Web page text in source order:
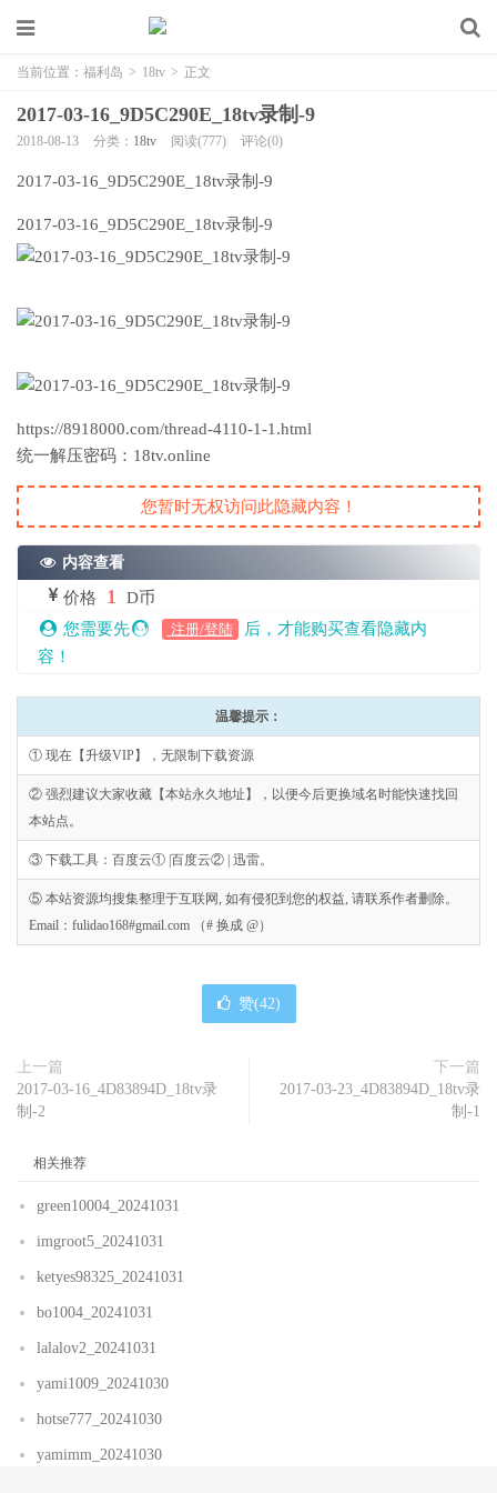
当前位置： 福利岛 > 18tv > 正文
2017-03-16_9D5C290E_18tv录制-9
2018-08-13 分类： 18tv 阅读(777) 评论(0)
2017-03-16_9D5C290E_18tv录制-9
2017-03-16_9D5C290E_18tv录制-9
https://8918000.com/thread-4110-1-1.html
统一解压密码：18tv.online
您暂时无权访问此隐藏内容！
内容查看
价格 1
D币
您需要先
注册/登陆
后，才能购买查看隐藏内
容！
温馨提示：
① 现在【升级VIP】，无限制下载资源
② 强烈建议大家收藏【本站永久地址】，以便今后更换域名时能快速找回
本站点。
③ 下载工具：百度云① |百度云② | 迅雷。
⑤ 本站资源均搜集整理于互联网, 如有侵犯到您的权益, 请联系作者删除。
Email：fulidao168#gmail.com （# 换成 @）
赞(42)
上一篇
2017-03-16_4D83894D_18tv录
制-2
下一篇
2017-03-23_4D83894D_18tv录
制-1
相关推荐
green10004_20241031
imgroot5_20241031
ketyes98325_20241031
bo1004_20241031
lalalov2_20241031
yami1009_20241030
hotse777_20241030
yamimm_20241030